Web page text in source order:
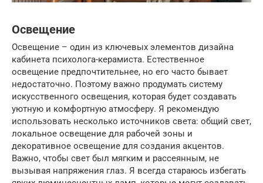
Освещение
Освещение – один из ключевых элементов дизайна
кабинета психолога-керамиста. Естественное
освещение предпочтительнее, но его часто бывает
недостаточно. Поэтому важно продумать систему
искусственного освещения, которая будет создавать
уютную и комфортную атмосферу. Я рекомендую
использовать несколько источников света: общий свет,
локальное освещение для рабочей зоны и
декоративное освещение для создания акцентов.
Важно, чтобы свет был мягким и рассеянным, не
вызывая напряжения глаз. Я всегда стараюсь избегать